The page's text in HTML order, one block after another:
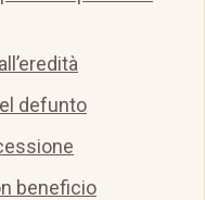
defunto
beneficio